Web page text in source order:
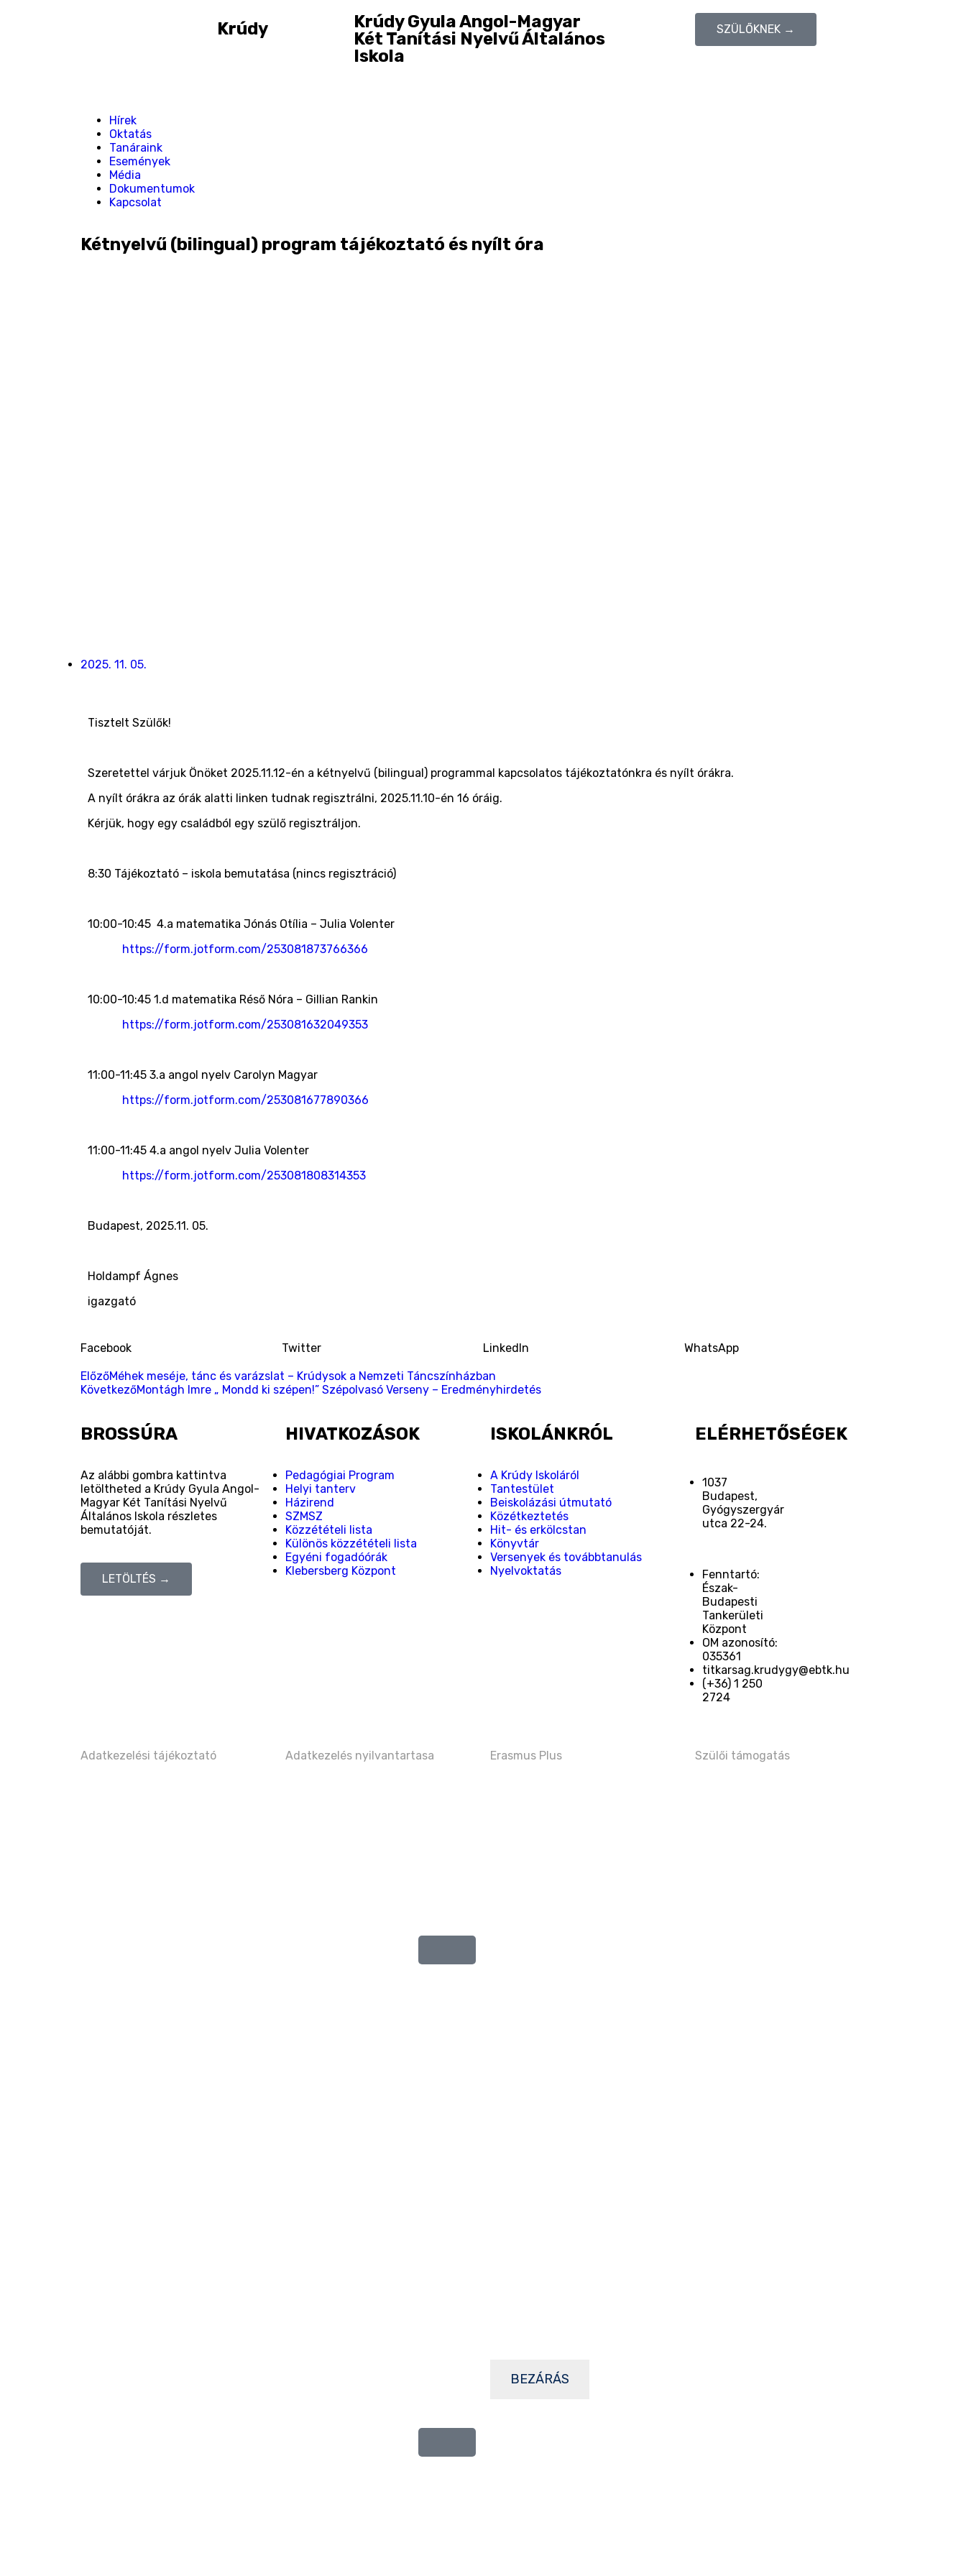
Krúdy
Krúdy Gyula Angol-Magyar
Két Tanítási Nyelvű Általános
Iskola
SZÜLŐKNEK →
Hírek
Oktatás
Tanáraink
Események
Média
Dokumentumok
Kapcsolat
Kétnyelvű (bilingual) program tájékoztató és nyílt óra
2025. 11. 05.
Tisztelt Szülők!
Szeretettel várjuk Önöket 2025.11.12-én a kétnyelvű (bilingual) programmal kapcsolatos tájékoztatónkra és nyílt órákra.
A nyílt órákra az órák alatti linken tudnak regisztrálni, 2025.11.10-én 16 óráig.
Kérjük, hogy egy családból egy szülő regisztráljon.
8:30 Tájékoztató – iskola bemutatása (nincs regisztráció)
10:00-10:45 4.a matematika Jónás Otília – Julia Volenter
https://form.jotform.com/253081873766366
10:00-10:45 1.d matematika Réső Nóra – Gillian Rankin
https://form.jotform.com/253081632049353
11:00-11:45 3.a angol nyelv Carolyn Magyar
https://form.jotform.com/253081677890366
11:00-11:45 4.a angol nyelv Julia Volenter
https://form.jotform.com/253081808314353
Budapest, 2025.11. 05.
Holdampf Ágnes
igazgató
Facebook Twitter LinkedIn WhatsApp
ElőzőMéhek meséje, tánc és varázslat – Krúdysok a Nemzeti Táncszínházban
KövetkezőMontágh Imre „ Mondd ki szépen!” Szépolvasó Verseny – Eredményhirdetés
BROSSÚRA
Az alábbi gombra kattintva
letöltheted a Krúdy Gyula Angol-
Magyar Két Tanítási Nyelvű
Általános Iskola részletes
bemutatóját.
LETÖLTÉS →
HIVATKOZÁSOK
Pedagógiai Program
Helyi tanterv
Házirend
SZMSZ
Közzétételi lista
Különös közzétételi lista
Egyéni fogadóórák
Klebersberg Központ
ISKOLÁNKRÓL
A Krúdy Iskoláról
Tantestület
Beiskolázási útmutató
Közétkeztetés
Hit- és erkölcstan
Könyvtár
Versenyek és továbbtanulás
Nyelvoktatás
ELÉRHETŐSÉGEK
1037
Budapest,
Gyógyszergyár
utca 22-24.
Fenntartó:
Észak-
Budapesti
Tankerületi
Központ
OM azonosító:
035361
titkarsag.krudygy@ebtk.hu
(+36) 1 250
2724​
Adatkezelési tájékoztató Adatkezelés nyilvantartasa Erasmus Plus Szülői támogatás
BEZÁRÁS